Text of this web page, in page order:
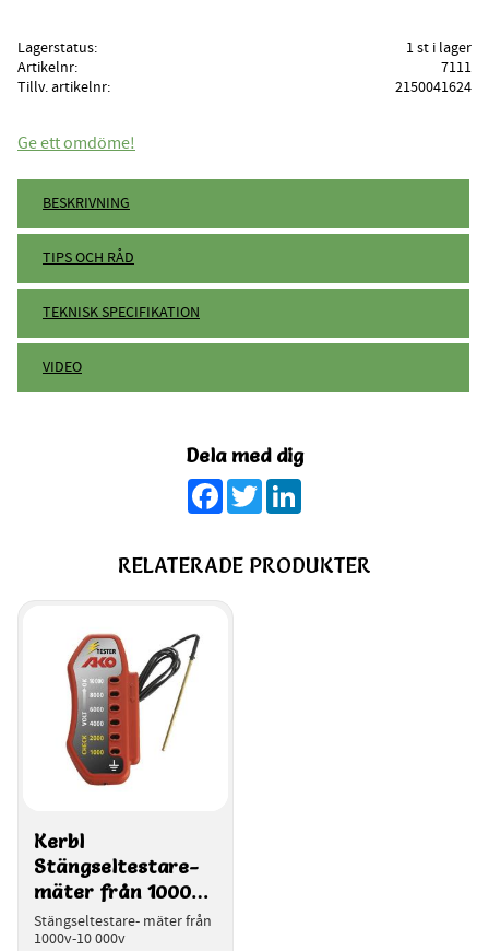
Lagerstatus
1 st i lager
Artikelnr
7111
Tillv. artikelnr
2150041624
Ge ett omdöme!
BESKRIVNING
TIPS OCH RÅD
TEKNISK SPECIFIKATION
VIDEO
Dela med dig
Facebook
Twitter
RELATERADE PRODUKTER
Kerbl
Stängseltestare-
mäter från 1000v-
10 000v 442322
Stängseltestare- mäter från
1000v-10 000v